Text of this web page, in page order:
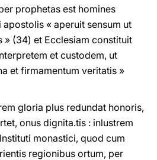
prophetas est homines
« aperuit sensum ut
» (34) et Ecclesiam constituit
et custodem, ut
et firmamentum veritatis »
gloria plus redundat honoris,
onus dignita.tis : inlustrem
monastici, quod cum
regionibus ortum, per